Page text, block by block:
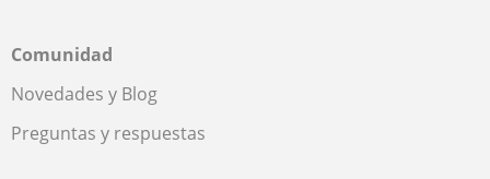
Comunidad
Novedades y Blog
Preguntas y respuestas